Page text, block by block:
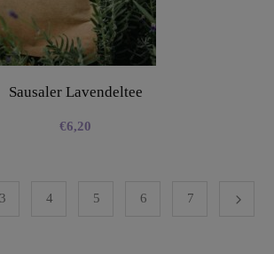
Sausaler Lavendeltee
€6,20
3 4 5 6 7